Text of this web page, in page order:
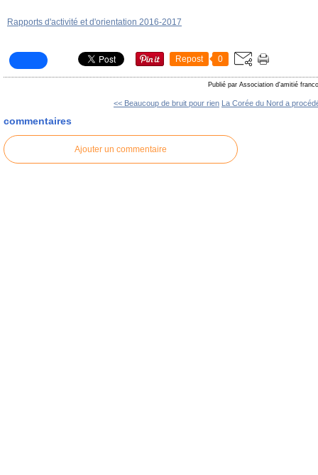
Rapports d'activité et d'orientation 2016-2017
Repost 0
Publié par Association d'amitié
<< Beaucoup de bruit pour rien La Corée du Nord a
commentaires
Ajouter un commentaire